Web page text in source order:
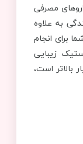
مصرفی
به علاوه
برای انجام
زیبایی
بالاتر است،